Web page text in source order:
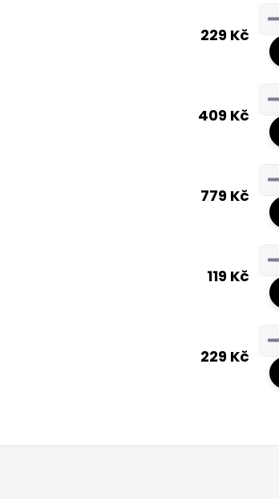
229 Kč
−
409 Kč
−
779 Kč
−
119 Kč
−
229 Kč
−